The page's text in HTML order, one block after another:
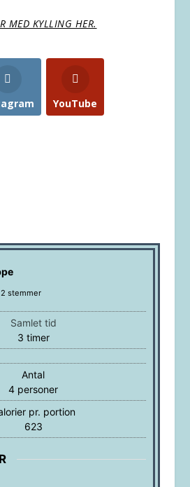
MED KYLLING HER.
YouTube
2 stemmer
Samlet tid
3timer
timer
Antal
4 personer
pr. portion
623